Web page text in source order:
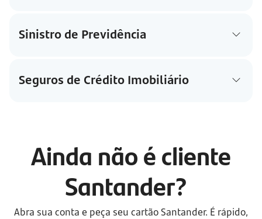
Sinistro de Previdência
Seguros de Crédito Imobiliário
Ainda não é cliente
Santander?
Abra sua conta e peça seu cartão Santander. É rápido,